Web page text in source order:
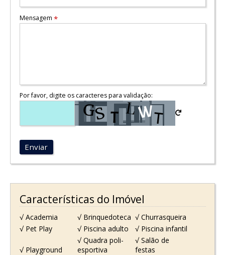
Mensagem *
Por favor, digite os caracteres para validação:
Enviar
Características do Imóvel
√ Academia √ Brinquedoteca √ Churrasqueira
√ Pet Play
√ Piscina adulto √ Piscina infantil
√ Playground
√ Quadra poli-
esportiva
√ Salão de
festas